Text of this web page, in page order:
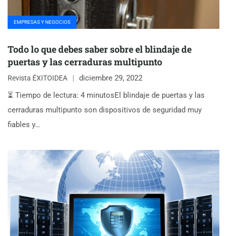
EMPRESAS Y NEGOCIOS
Todo lo que debes saber sobre el blindaje de
puertas y las cerraduras multipunto
Revista ÉXITOIDEA
diciembre 29, 2022
⏳ Tiempo de lectura: 4 minutosEl blindaje de puertas y las
cerraduras multipunto son dispositivos de seguridad muy
fiables y…